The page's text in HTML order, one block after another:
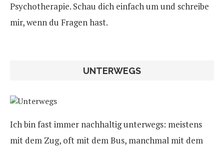
Psychotherapie. Schau dich einfach um und schreibe
mir, wenn du Fragen hast.
UNTERWEGS
Ich bin fast immer nachhaltig unterwegs: meistens
mit dem Zug, oft mit dem Bus, manchmal mit dem